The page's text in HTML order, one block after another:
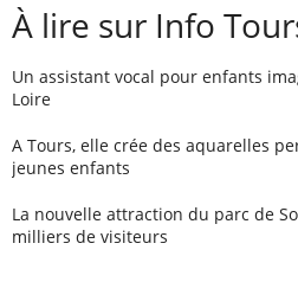
À lire sur Info
Un assistant vocal pour enfants
Loire
A Tours, elle crée des aquarelles
jeunes enfants
La nouvelle attraction du parc de
milliers de visiteurs